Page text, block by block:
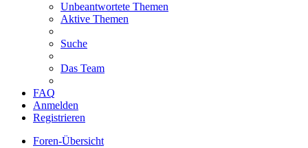
Unbeantwortete Themen
Aktive Themen
Suche
Das Team
FAQ
Anmelden
Registrieren
Foren-Übersicht